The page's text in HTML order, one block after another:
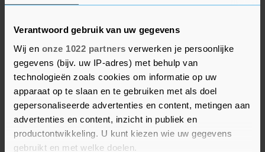
Verantwoord gebruik van uw gegevens
Wij en onze 1022 partners verwerken je persoonlijke
gegevens (bijv. uw IP-adres) met behulp van
technologieën zoals cookies om informatie op uw
apparaat op te slaan en te gebruiken met als doel
gepersonaliseerde advertenties en content, metingen aan
advertenties en content, inzicht in publiek en
productontwikkeling. U kunt kiezen wie uw gegevens
gebruikt en met welke doelen.
die doelen op vijandelijk grondgebied kunnen
raken.